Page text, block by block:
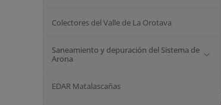
Colectores del Valle de La Orotava
Saneamiento y depuración del Sistema de
Arona
EDAR Matalascañas